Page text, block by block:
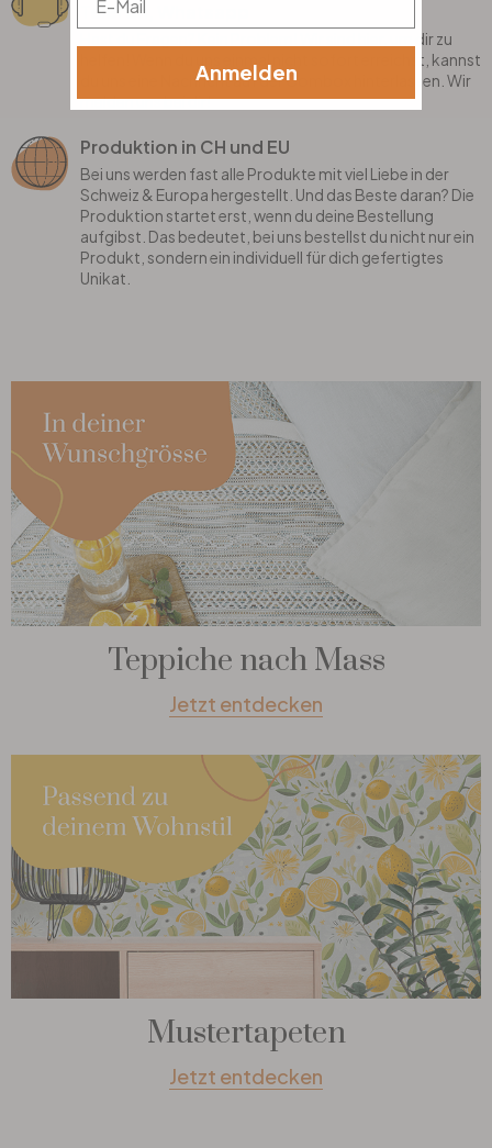
Telefon, Whatsapp
Hast du Fragen? Kein Problem! Wir sind hier, um dir zu
helfen! Wenn du uns einmal nicht sofort erreichst, kannst
du uns eine Nachricht auf der Combox hinterlassen. Wir
melden uns bei dir!
Produktion in CH und EU
Bei uns werden fast alle Produkte mit viel Liebe in der
Schweiz & Europa hergestellt. Und das Beste daran? Die
Produktion startet erst, wenn du deine Bestellung
aufgibst. Das bedeutet, bei uns bestellst du nicht nur ein
Produkt, sondern ein individuell für dich gefertigtes
Unikat.
Teppiche nach Mass
Jetzt entdecken
Mustertapeten
Jetzt entdecken
Anmelden